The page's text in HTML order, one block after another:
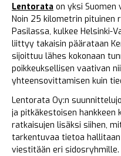
Lentorata on yksi
Noin 25 kilometrin pituinen
Pasilassa, kulkee Helsinki-
liittyy takaisin päärataan
sijoittuu lähes kokonaan
poikkeuksellisen vaativan
yhteensovittamisen kuin
Lentorata Oy:n
ja pitkäkestoisen
ratkaisujen lisäksi siihen,
tarkentuvaa tietoa
viestitään eri sidosryhmille.